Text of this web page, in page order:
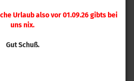
Urlaub also vor 01.09.26 gibts bei
uns nix.
Gut Schuß.